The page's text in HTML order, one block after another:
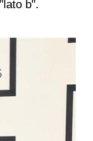
b".